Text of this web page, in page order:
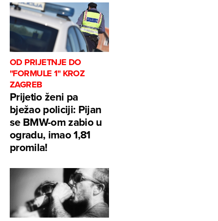
OD PRIJETNJE DO
"FORMULE 1" KROZ
ZAGREB
Prijetio ženi pa
bježao policiji: Pijan
se BMW-om zabio u
ogradu, imao 1,81
promila!